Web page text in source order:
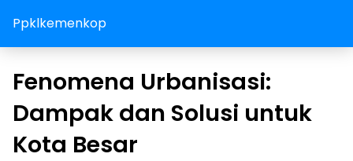
Ppklkemenkop
Fenomena Urbanisasi:
Dampak dan Solusi untuk
Kota Besar